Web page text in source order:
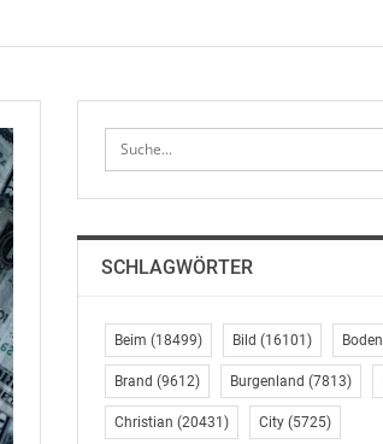
SCHLAGWÖRTER
Beim (18499) Bild (16101) Boden
Brand (9612) Burgenland (7813)
Christian (20431) City(5725)